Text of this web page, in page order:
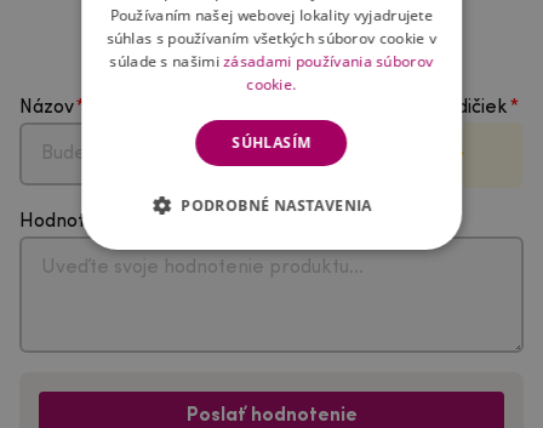
Hodnotenie produktu
Názov Vyberte počet hviezdičiek
Hodnotenie
Poslať hodnotenie
Používaním našej webovej lokality vyjadrujete
súhlas s používaním všetkých súborov cookie v
súlade s našimizásadami používania súborov
cookie.
SÚHLASÍM
PODROBNÉ NASTAVENIA